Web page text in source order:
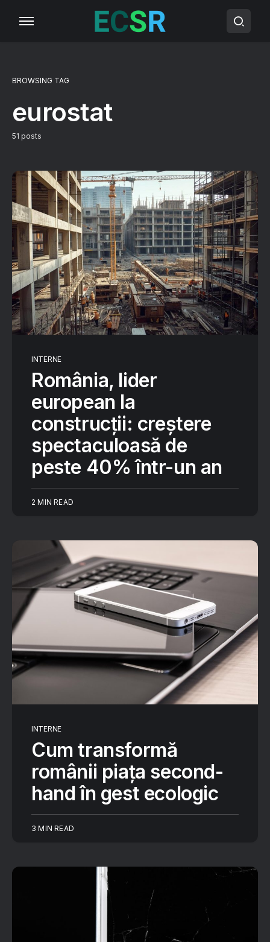
BROWSING TAG
eurostat
51 posts
INTERNE
România, lider
european la
construcții: creștere
spectaculoasă de
peste 40% într-un an
2 MIN READ
INTERNE
Cum transformă
românii piața second-
hand în gest ecologic
3 MIN READ